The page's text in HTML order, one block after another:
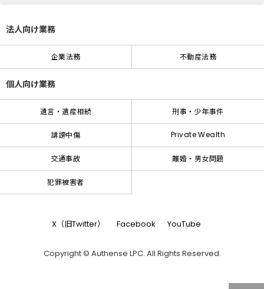
法人向け業務
企業法務 不動産法務
個人向け業務
遺言・遺産相続 刑事・少年事件
誹謗中傷 Private Wealth
交通事故 離婚・男女問題
犯罪被害者
X（旧Twitter） Facebook YouTube
Copyright © Authense LPC. All Rights Reserved.